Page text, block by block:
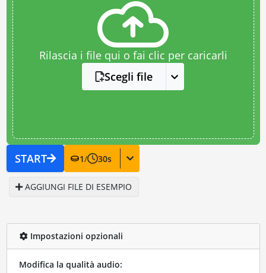
Rilascia i file qui o fai clic per caricarli
Scegli file
START 1/ 30s
AGGIUNGI FILE DI ESEMPIO
Impostazioni opzionali
Modifica la qualità audio: